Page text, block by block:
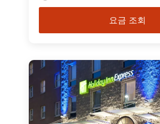
요금 조회